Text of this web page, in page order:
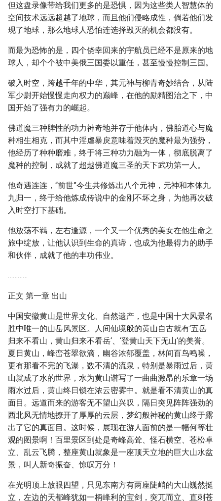
但这盘录像带给我们更多的是恐惧，因为这些类人智慧体的
空间技术远远超越了地球，而且他们侵略成性，倘若他们发
现了地球，那么地球人恐怕连选择毁灭的机会都没有。
而最为恐怖的是，四个侥幸回来的宇航员已经不是原来的地
球人，却个个被中美俄三国委以重任，甚至慢慢控制三国。
破入时空，跨越千年的中华，其元神与柳青奇妙结合，从陆
军少尉开始慢慢走向权力的巅峰，在他的励精图治之下，中
国开始了强有力的崛起。
佛道魔三种脾性的功力神奇地并存于他体内，佛胎道心与魔
种相生相克，而其中淫虐暴戾意味着毁灭的魔种最为强势，
他经历了种种磨难，终于将三种功力融为一体，彻底脱离了
魔种的控制，成就了超越佛道魔三圣的天下武功第一人。
他奇遇连连，“前世”今生共修炼出八个元神，元神和本体九
九归一，终于给他炼成传说中的金刚不坏之身，为他再次破
入时空打下基础。
他放荡不羁，左右逢源，一个又一个优秀的美女在他生命之
旅中绽放，让他认识到生命的真谛，也成为他最得力的助手
和伙伴，成就了他的丰功伟业。
…………
正文 第一章 出山
中国安徽黄山是世界文化、自然遗产，也是中国十大风景名
胜中唯一的山岳风景区。人间仙境般的黄山自古就有‘五岳
归来不看山，黄山归来不看岳‘、‘登黄山天下无山‘的美誉。
夏日黄山，峰峦苍翠欲滴，幽谷浓郁覆盖，林间百鸟鸣噪，
更有那看不完的飞瀑，数不清的流泉，特别是暴雨过后，黄
山就成了水的世界，水为黄山谱写了一曲曲激昂的乐章一场
雨水过后，黄山终日锁在浓云密雾中。就是看不清黄山的真
面目。远道而来的游客无不望山兴叹，隔日突见阵阵强劲的
西北风无情地撩开了厚厚的云层，梦幻般神秘的黄山终于露
出了它的真面目。这时候，展现在游人面前的是一幅何等壮
观的图景啊！百里景区到处是奇峰高耸、怪石横空、苍松卓
立、乱云飞腾，整座黄山就象是一座顶天立地的巨大山水盆
景，叫人新奇振奋、惊叹万分！
在光明顶上放眼四望，只见东南方有两座陡峭的大山巍然挺
立，左边的天都峰犹如一柄峰利的宝剑，突兀而立、直刺苍